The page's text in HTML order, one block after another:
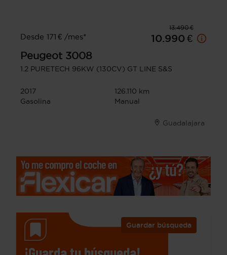
13.490 €
Desde 171 € /mes*
10.990 €
Peugeot 3008
1.2 PURETECH 96KW (130CV) GT LINE S&S
2017
126.110 km
Gasolina
Manual
Guadalajara
Guardar búsqueda